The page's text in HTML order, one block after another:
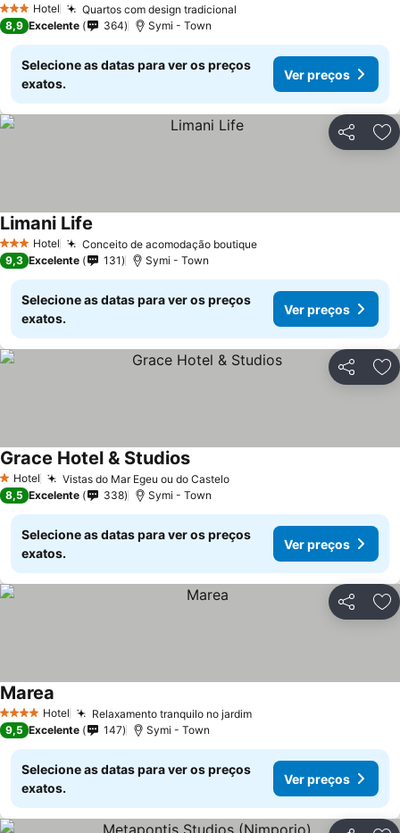
3 EstrelasHotel Quartos com design tradicional
8,9 Excelente 364 Symi - Town
Selecione as datas para ver os preços
exatos.
Ver preços
Partilhar
3 EstrelasHotel Conceito de acomodação boutique
Limani Life
9,3 Excelente 131 Symi - Town
Selecione as datas para ver os preços
exatos.
Ver preços
Partilhar
1 Estrelas
Hotel Vistas do Mar Egeu ou do Castelo
Grace Hotel & Studios
8,5 Excelente 338 Symi - Town
Selecione as datas para ver os preços
exatos.
Ver preços
Partilhar
4 EstrelasHotel Relaxamento tranquilo no jardim
Marea
9,5 Excelente 147 Symi - Town
Selecione as datas para ver os preços
exatos.
Ver preços